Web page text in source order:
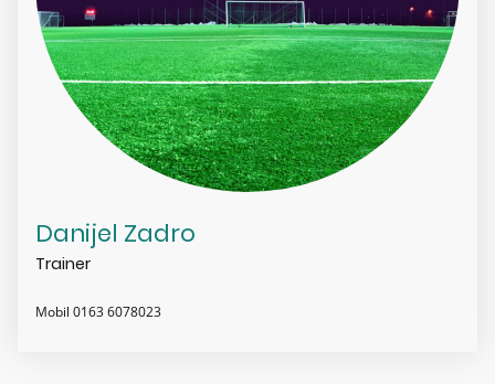
Danijel Zadro
Trainer
Mobil 0163 6078023